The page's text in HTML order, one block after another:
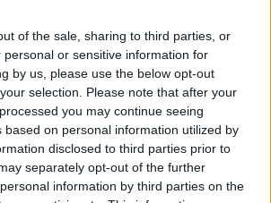
of the sale, sharing to third parties, or
personal or sensitive information for
by us, please use the below opt-out
selection. Please note that after your
you may continue seeing
based on personal information utilized by
disclosed to third parties prior to
separately opt-out of the further
information by third parties on the